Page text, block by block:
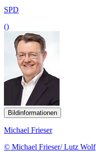
SPD
()
Bildinformationen
Michael Frieser
© Michael Frieser/ Lutz Wolf